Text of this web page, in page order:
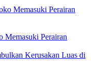
Memasuki Perairan